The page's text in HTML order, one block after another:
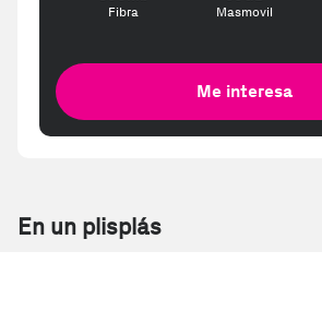
Fibra Masmovil
Me interesa
En un plisplás